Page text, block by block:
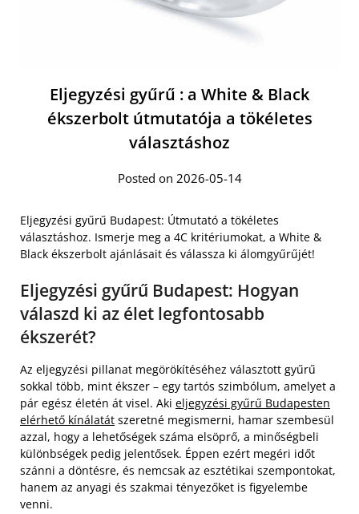
Eljegyzési gyűrű : a White & Black
ékszerbolt útmutatója a tökéletes
választáshoz
Posted on 2026-05-14
Eljegyzési gyűrű Budapest: Útmutató a tökéletes
választáshoz. Ismerje meg a 4C kritériumokat, a White &
Black ékszerbolt ajánlásait és válassza ki álomgyűrűjét!
Eljegyzési gyűrű Budapest: Hogyan
válaszd ki az élet legfontosabb
ékszerét?
Az eljegyzési pillanat megörökítéséhez választott gyűrű
sokkal több, mint ékszer – egy tartós szimbólum, amelyet a
pár egész életén át visel. Aki eljegyzési gyűrű Budapesten
elérhető kínálatát szeretné megismerni, hamar szembesül
azzal, hogy a lehetőségek száma elsöprő, a minőségbeli
különbségek pedig jelentősek. Éppen ezért megéri időt
szánni a döntésre, és nemcsak az esztétikai szempontokat,
hanem az anyagi és szakmai tényezőket is figyelembe
venni.